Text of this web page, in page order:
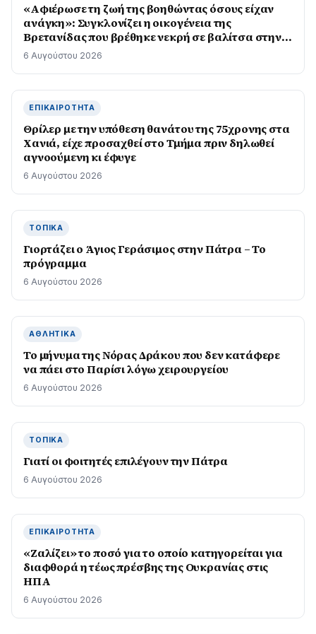
«Αφιέρωσε τη ζωή της βοηθώντας όσους είχαν
ανάγκη»: Συγκλονίζει η οικογένεια της
Βρετανίδας που βρέθηκε νεκρή σε βαλίτσα στην
Κυψέλη
6 Αυγούστου 2026
ΕΠΙΚΑΙΡΌΤΗΤΑ
Θρίλερ με την υπόθεση θανάτου της 75χρονης στα
Χανιά, είχε προσαχθεί στο Τμήμα πριν δηλωθεί
αγνοούμενη κι έφυγε
6 Αυγούστου 2026
ΤΟΠΙΚΆ
Γιορτάζει ο Άγιος Γεράσιμος στην Πάτρα – Το
πρόγραμμα
6 Αυγούστου 2026
ΑΘΛΗΤΙΚΆ
Το μήνυμα της Νόρας Δράκου που δεν κατάφερε
να πάει στο Παρίσι λόγω χειρουργείου
6 Αυγούστου 2026
ΤΟΠΙΚΆ
Γιατί οι φοιτητές επιλέγουν την Πάτρα
6 Αυγούστου 2026
ΕΠΙΚΑΙΡΌΤΗΤΑ
«Ζαλίζει» το ποσό για το οποίο κατηγορείται για
διαφθορά η τέως πρέσβης της Ουκρανίας στις
ΗΠΑ
6 Αυγούστου 2026